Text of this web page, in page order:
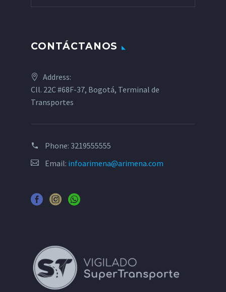
CONTÁCTANOS
Address:
Cll. 22C #68F-37, Bogotá, Terminal de
Transportes
Phone: 3219555555
Email: infoarimena@arimena.com